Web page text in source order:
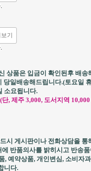
기
상품은 입금이 확인된후 배송
당일배송해드립니다.(토요일
소요됩니다.
, 제주 3,000, 도서지역
시 게시판이나 전화상담을
반품의사를 밝히시고 반송
, 예약상품, 개인변심, 소비자
니다.